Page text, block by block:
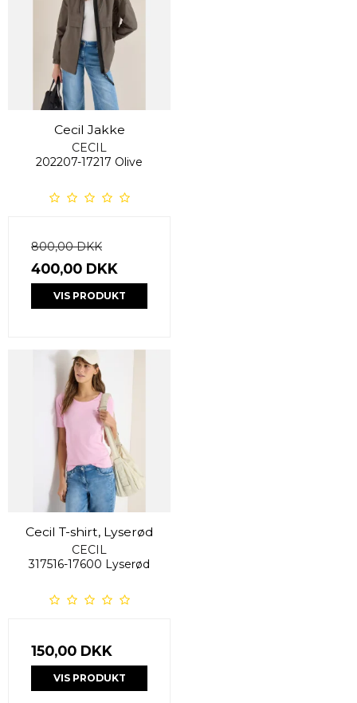
Cecil Jakke
CECIL
202207-17217 Olive
800,00 DKK
400,00 DKK
VIS PRODUKT
Cecil T-shirt, Lyserød
CECIL
317516-17600 Lyserød
150,00 DKK
VIS PRODUKT